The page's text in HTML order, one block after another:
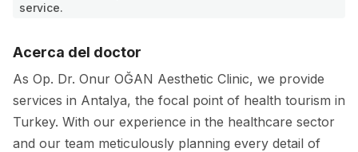
service.
Acerca del doctor
As Op. Dr. Onur OĞAN Aesthetic Clinic, we provide
services in Antalya, the focal point of health tourism in
Turkey. With our experience in the healthcare sector
and our team meticulously planning every detail of